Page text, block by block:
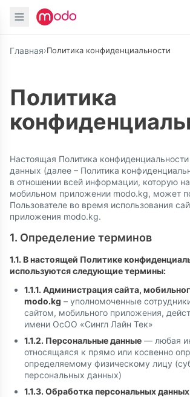
Главная›Политика конфиденциальности
Политика
Настоящая Политика
данных (далее – Политика
в отношении всей информации, которую на
мобильном приложении modo.kg, может
Пользователе во время использования
приложения modo.kg.
1. Определение терминов
1.1. В настоящей Политике
используются следующие термины:
1.1.1. Администрация сайта,
modo.kg – уполномоченные
сайтом, мобильного приложения,
имени ОсОО «Сингл Лайн Тек»
1.1.2. Персональные данные — любая
относящаяся к прямо или косвенно
определяемому физическому лицу
персональных данных)
1.1.3. Обработка персональных данных